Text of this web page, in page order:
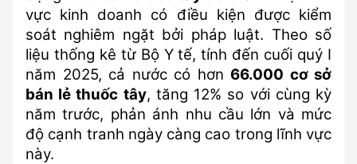
Về chúng tôi
Biểu giá dịch vụ
Đội ngũ phát triển
Thông tin
Câu hỏi thường gặp
vực kinh doanh có điều kiện được kiểm
soát nghiêm ngặt bởi pháp luật. Theo số
liệu thống kê từ Bộ Y tế, tính đến cuối quý I
năm 2025, cả nước có hơn 66.000 cơ sở
bán lẻ thuốc tây, tăng 12% so với cùng kỳ
năm trước, phản ánh nhu cầu lớn và mức
độ cạnh tranh ngày càng cao trong lĩnh vực
này.